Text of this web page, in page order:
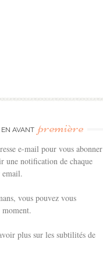
AVANT première
e-mail pour vous abonner
une notification de chaque
vous pouvez vous
moment.
plus sur les subtilités de